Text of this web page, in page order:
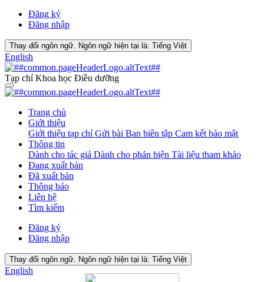
Đăng ký
Đăng nhập
Thay đổi ngôn ngữ. Ngôn ngữ hiện tại là: Tiếng Việt
English
Tạp chí Khoa học Điều dưỡng
Trang chủ
Giới thiệu
Giới thiệu tạp chíGửi bài Ban biên tập Cam kết bảo mật
Thông tin
Dành cho tác giả Dành cho phản biện Tài liệu tham khảo
Đang xuất bản
Đã xuất bản
Thông báo
Liên hệ
Tìm kiếm
Đăng ký
Đăng nhập
Thay đổi ngôn ngữ. Ngôn ngữ hiện tại là: Tiếng Việt
English